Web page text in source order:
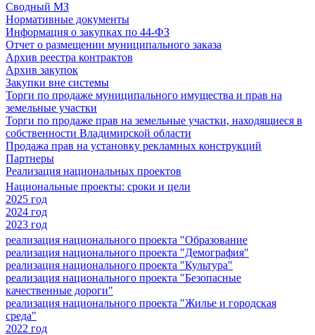
Сводный МЗ
Нормативные документы
Информация о закупках по 44-ФЗ
Отчет о размещении муниципального заказа
Архив реестра контрактов
Архив закупок
Закупки вне системы
Торги по продаже муниципального имущества и прав на
земельные участки
Торги по продаже прав на земельные участки, находящиеся в
собственности Владимирской области
Продажа прав на установку рекламных конструкций
Партнеры
Реализация национальных проектов
Национальные проекты: сроки и цели
2025 год
2024 год
2023 год
реализация национального проекта "Образование
реализация национального проекта "Демография"
реализация национального проекта "Культура"
реализация национального проекта "Безопасные
качественные дороги"
реализация национального проекта "Жилье и городская
среда"
2022 год